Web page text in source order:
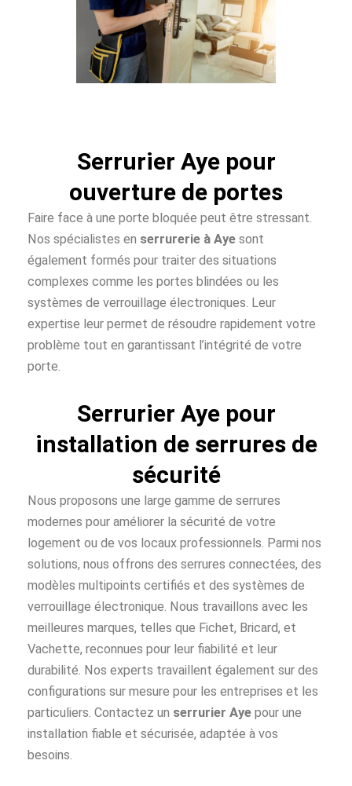
Serrurier Aye pour
ouverture de portes
Faire face à une porte bloquée peut être stressant.
Nos spécialistes en serrurerie à Aye sont
également formés pour traiter des situations
complexes comme les portes blindées ou les
systèmes de verrouillage électroniques. Leur
expertise leur permet de résoudre rapidement votre
problème tout en garantissant l’intégrité de votre
porte.
Serrurier Aye pour
installation de serrures de
sécurité
Nous proposons une large gamme de serrures
modernes pour améliorer la sécurité de votre
logement ou de vos locaux professionnels. Parmi nos
solutions, nous offrons des serrures connectées, des
modèles multipoints certifiés et des systèmes de
verrouillage électronique. Nous travaillons avec les
meilleures marques, telles que Fichet, Bricard, et
Vachette, reconnues pour leur fiabilité et leur
durabilité. Nos experts travaillent également sur des
configurations sur mesure pour les entreprises et les
particuliers. Contactez un serrurier Aye pour une
installation fiable et sécurisée, adaptée à vos
besoins.